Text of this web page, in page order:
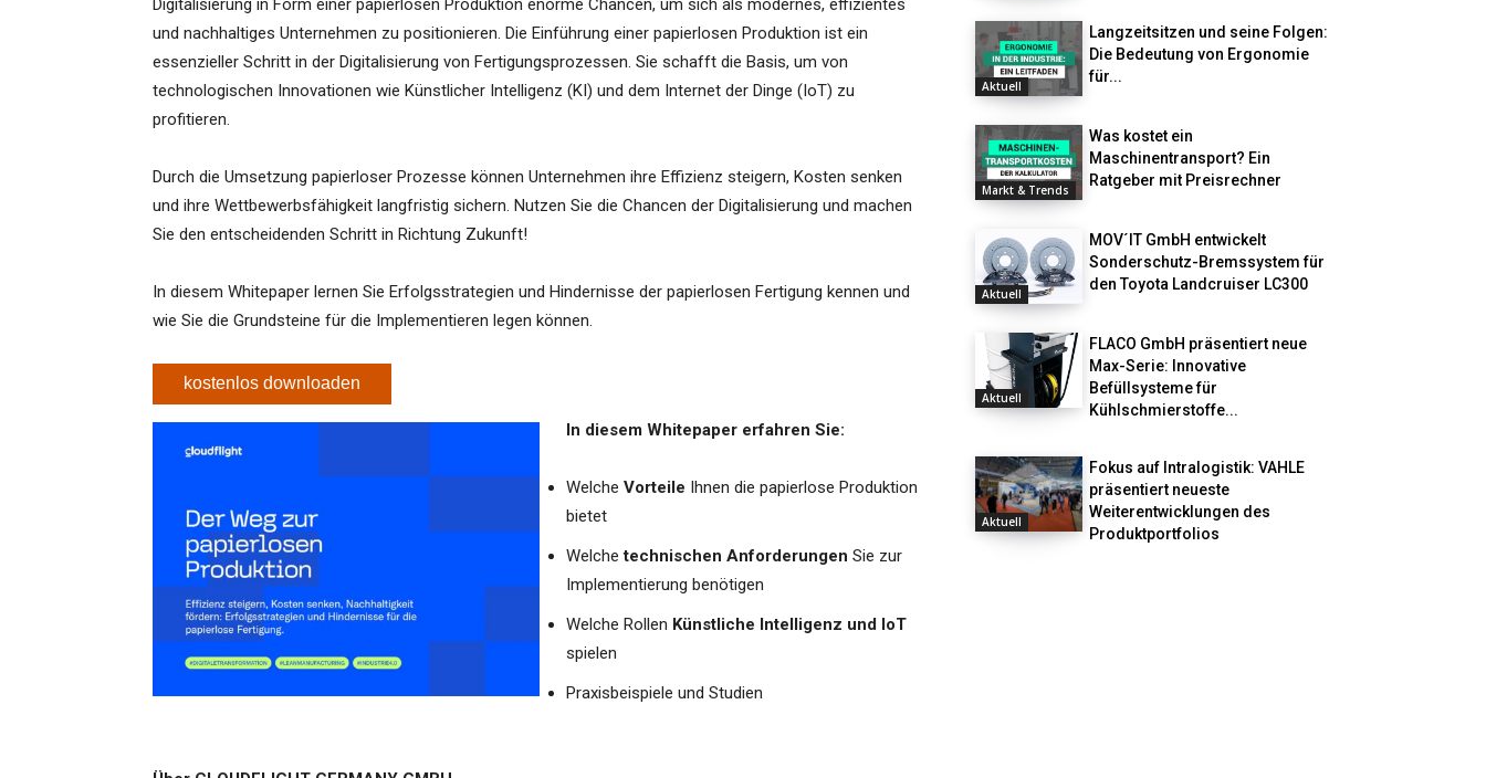
Digitalisierung in Form einer papierlosen Produktion enorme Chancen, um sich als modernes, effizientes
und nachhaltiges Unternehmen zu positionieren. Die Einführung einer papierlosen Produktion ist ein
essenzieller Schritt in der Digitalisierung von Fertigungsprozessen. Sie schafft die Basis, um von
technologischen Innovationen wie Künstlicher Intelligenz (KI) und dem Internet der Dinge (IoT) zu
profitieren.
Durch die Umsetzung papierloser Prozesse können Unternehmen ihre Effizienz steigern, Kosten senken
und ihre Wettbewerbsfähigkeit langfristig sichern. Nutzen Sie die Chancen der Digitalisierung und machen
Sie den entscheidenden Schritt in Richtung Zukunft!
In diesem Whitepaper lernen Sie Erfolgsstrategien und Hindernisse der papierlosen Fertigung kennen und
wie Sie die Grundsteine für die Implementieren legen können.
kostenlos downloaden
In diesem Whitepaper erfahren Sie:
Welche Vorteile Ihnen die papierlose Produktion
bietet
Welchetechnischen Anforderungen Sie zur
Implementierung benötigen
Welche Rollen Künstliche Intelligenz und IoT
spielen
Praxisbeispiele und Studien
Aktuell
Langzeitsitzen und seine Folgen:
Die Bedeutung von Ergonomie
für...
Markt & Trends
Was kostet ein
Maschinentransport? Ein
Ratgeber mit Preisrechner
Aktuell
MOV´IT GmbH entwickelt
Sonderschutz-Bremssystem für
den Toyota Landcruiser LC300
Aktuell
FLACO GmbH präsentiert neue
Max-Serie: Innovative
Befüllsysteme für
Kühlschmierstoffe...
Aktuell
Fokus auf Intralogistik: VAHLE
präsentiert neueste
Weiterentwicklungen des
Produktportfolios